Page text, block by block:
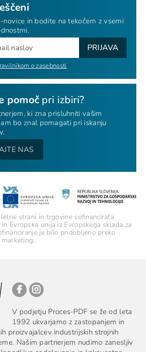
novice in bodite na tekočem z vsemi
o zasebnosti
PRIJAVA
pomoč pri izbiri?
ki zna prisluhniti vašim
bo znal pomagati pri iskanju
NAS
strani in trgovine sofinancirata
Evropska unija iz Evropskega sklada za
je bilo pridobljeno preko
V podjetju Proces-PDF se že od leta
1992 ukvarjamo z zastopanjem in
proizvajalcev industrijskih strojnih
Našim partnerjem nudimo zanesljiv